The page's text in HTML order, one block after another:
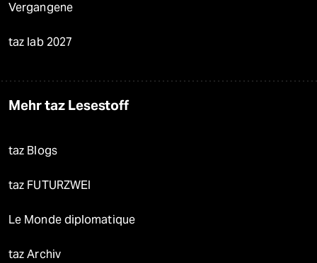
Vergangene
taz lab 2027
Mehr taz Lesestoff
taz Blogs
taz FUTURZWEI
Le Monde diplomatique
taz Archiv